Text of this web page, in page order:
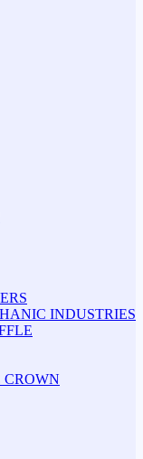
INDUSTRIES